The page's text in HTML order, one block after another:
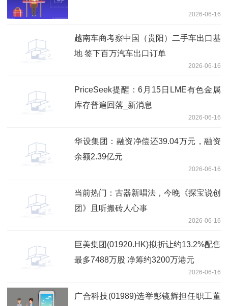
2026-06-16
越南车商考察中国（贵阳）二手车出口基
地 签下百万汽车出口订单
2026-06-16
PriceSeek提醒：6月15日LME有色金属
库存普遍回落_新消息
2026-06-16
华设集团：融资净偿还39.04万元，融资
余额2.39亿元
2026-06-16
当前热门：古器新唱法，今晚《探宝说创
团》且听搬砖人心事
2026-06-16
巨美集团(01920.HK)拟折让约13.2%配售
最多7488万股 净筹约3200万港元
2026-06-16
广合科技(01989)选举彭镜辉担任职工董